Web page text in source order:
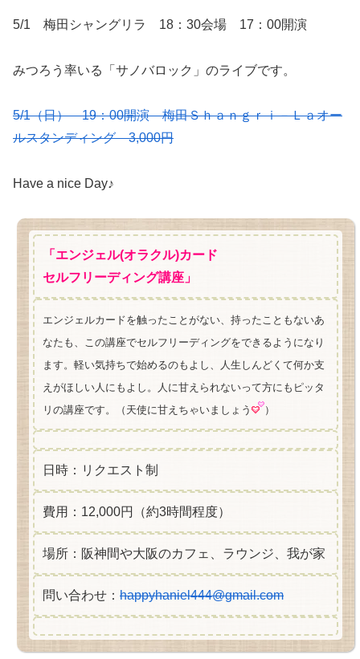
5/1 梅田シャングリラ 18：30会場 17：00開演
みつろう率いる「サノバロック」のライブです。
5/1（日） 19：00開演 梅田Ｓｈａｎｇｒｉ－Ｌａオー
ルスタンディング 3,000円
Have a nice Day♪
「エンジェル(オラクル)カード
セルフリーディング講座」
エンジェルカードを触ったことがない、持ったこともないあ
なたも、この講座でセルフリーディングをできるようになり
ます。軽い気持ちで始めるのもよし、人生しんどくて何か支
えがほしい人にもよし。人に甘えられないって方にもピッタ
リの講座です。（天使に甘えちゃいましょう
）
日時：リクエスト制
費用：12,000円（約3時間程度）
場所：阪神間や大阪のカフェ、ラウンジ、我が家
問い合わせ： happyhaniel444@gmail.com